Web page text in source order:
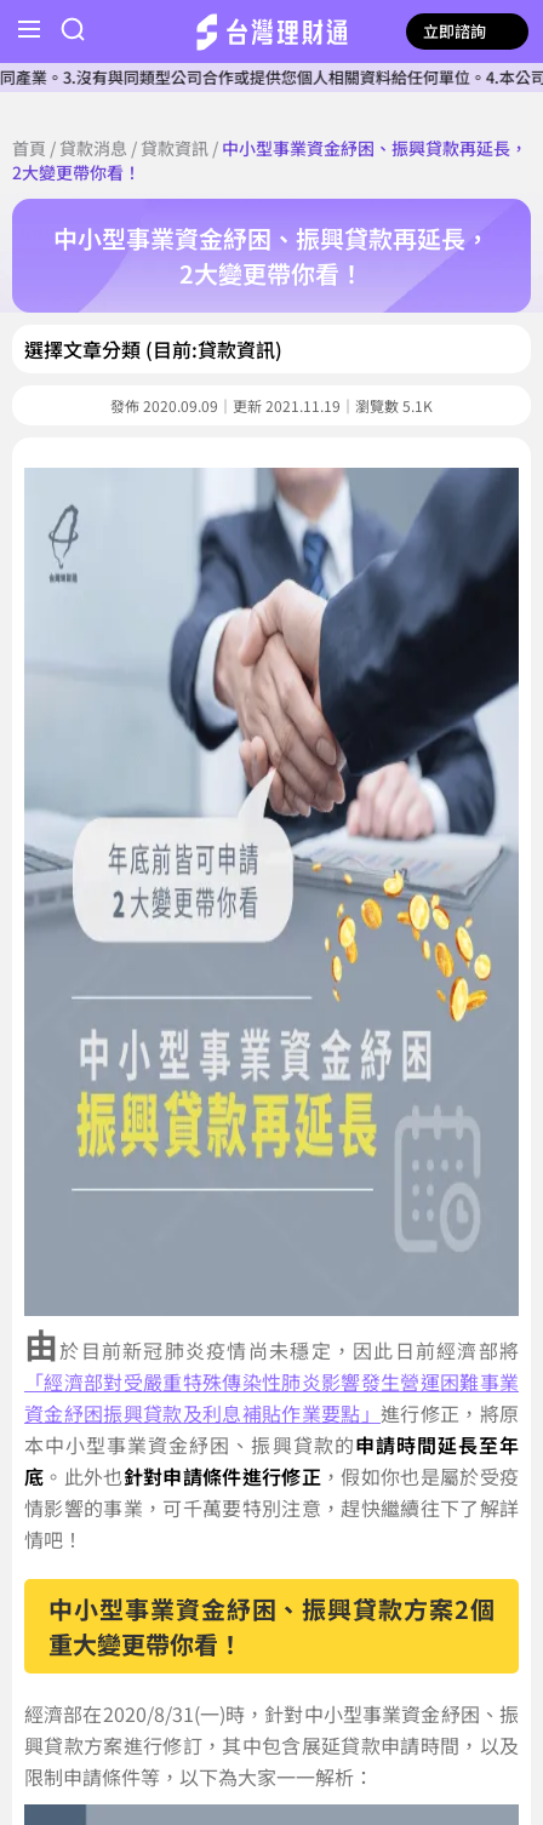
立即諮詢
有與同類型公司合作或提供您個人相關資料給任何單位。4.本公司確認
首頁 / 貸款消息 / 貸款資訊 / 中小型事業資金紓困、振興貸款再延長，
2大變更帶你看！
中小型事業資金紓困、振興貸款再延長，
2大變更帶你看！
選擇文章分類 (目前:貸款資訊)
發佈 2020.09.09｜更新 2021.11.19｜瀏覽數 5.1K
由於目前新冠肺炎疫情尚未穩定，因此日前經濟部將
「經濟部對受嚴重特殊傳染性肺炎影響發生營運困難事業
資金紓困振興貸款及利息補貼作業要點」 進行修正，將原
本中小型事業資金紓困、振興貸款的申請時間延長至年
底 。此外也針對申請條件進行修正 ，假如你也是屬於受疫
情影響的事業，可千萬要特別注意，趕快繼續往下了解詳
情吧！
中小型事業資金紓困、振興貸款方案2個
重大變更帶你看！
經濟部在2020/8/31(一)時，針對中小型事業資金紓困、振
興貸款方案進行修訂，其中包含展延貸款申請時間，以及
限制申請條件等，以下為大家一一解析：